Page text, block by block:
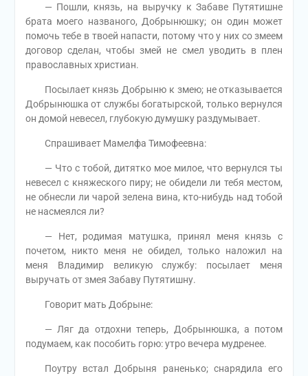
— Пошли, князь, на выручку к Забаве Путятишне
брата моего названого, Добрынюшку; он один может
помочь тебе в твоей напасти, потому что у них со змеем
договор сделан, чтобы змей не смел уводить в плен
православных христиан.
Посылает князь Добрыню к змею; не отказывается
Добрынюшка от службы богатырской, только вернулся
он домой невесел, глубокую думушку раздумывает.
Спрашивает Мамелфа Тимофеевна:
— Что с тобой, дитятко мое милое, что вернулся ты
невесел с княжеского пиру; не обидели ли тебя местом,
не обнесли ли чарой зелена вина, кто-нибудь над тобой
не насмеялся ли?
— Нет, родимая матушка, принял меня князь с
почетом, никто меня не обидел, только наложил на
меня Владимир великую службу: посылает меня
выручать от змея Забаву Путятишну.
Говорит мать Добрыне:
— Ляг да отдохни теперь, Добрынюшка, а потом
подумаем, как пособить горю: утро вечера мудренее.
Поутру встал Добрыня раненько; снарядила его